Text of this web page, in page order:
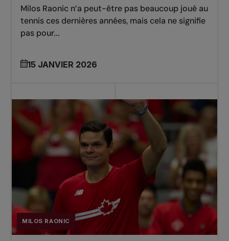
Milos Raonic n’a peut-être pas beaucoup joué au
tennis ces dernières années, mais cela ne signifie
pas pour...
15 JANVIER 2026
MILOS RAONIC